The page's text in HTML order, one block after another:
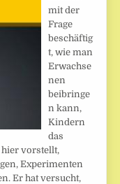
mit der
Frage
beschäftig
t, wie man
Erwachse
nen
beibringe
n kann,
Kindern
das
vorstellt,
Experimenten
Er hat versucht,